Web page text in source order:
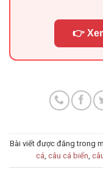
👉
Bài viết được đăng trong
cá, câu cá biển,